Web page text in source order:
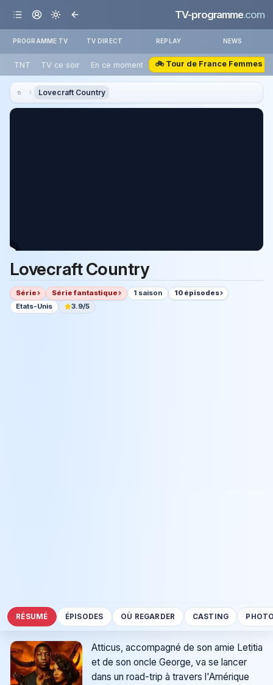
TV-programme.com
PROGRAMME TV TV DIRECT REPLAY NEWS
TNT TV ce soir En ce moment 🚲 Tour de France Femmes
Lovecraft Country
Lovecraft Country
Série Série fantastique 1 saison
10 épisodes
Etats-Unis
3.9/5
RÉSUMÉ ÉPISODES OÙ REGARDER CASTING
Atticus, accompagné de son amie Letitia
et de son oncle George, va se lancer
dans un road-trip à travers l'Amérique